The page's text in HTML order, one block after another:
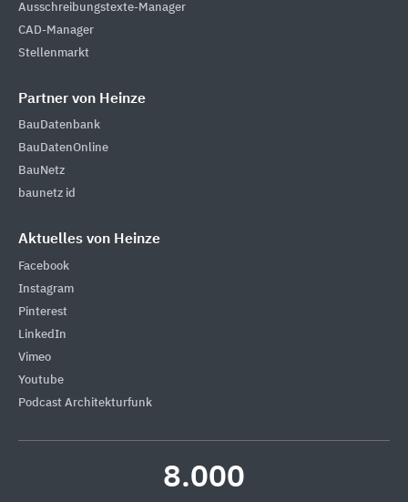
Ausschreibungstexte-Manager
CAD-Manager
Stellenmarkt
Partner von Heinze
BauDatenbank
BauDatenOnline
BauNetz
baunetz id
Aktuelles von Heinze
Facebook
Instagram
Pinterest
LinkedIn
Vimeo
Youtube
Podcast Architekturfunk
8.000